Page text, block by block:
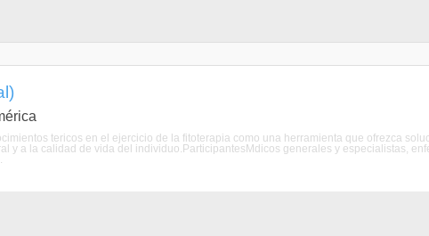
tericos en el ejercicio de la fitoterapia como una herramienta que ofrezca
y a la calidad de vida del individuo.ParticipantesMdicos generales y especialistas,